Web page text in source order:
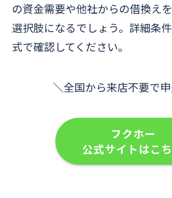
の資金需要や他社からの借換え
選択肢になるでしょう。詳細条
式で確認してください。
＼全国から来店不要で
フクホー
公式サイトはこ